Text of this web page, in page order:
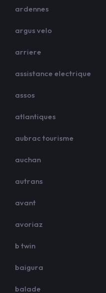
ardennes
argus velo
arriere
assistance electrique
assos
atlantiques
aubrac tourisme
auchan
autrans
avant
avoriaz
b twin
baigura
balade